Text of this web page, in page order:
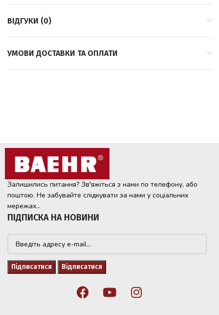
ВІДГУКИ (0)
УМОВИ ДОСТАВКИ ТА ОПЛАТИ
Залишились питання? Зв'яжіться з нами по телефону, або
поштою. Не забувайте слідкувати за нами у соціальних
мережах...
ПІДПИСКА НА НОВИНИ